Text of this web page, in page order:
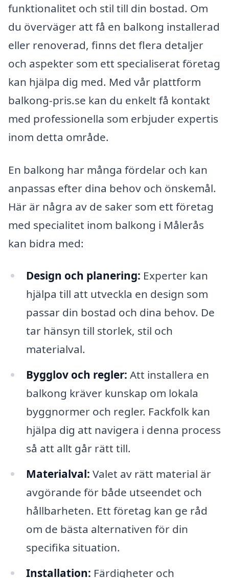
funktionalitet och stil till din bostad. Om
du överväger att få en balkong installerad
eller renoverad, finns det flera detaljer
och aspekter som ett specialiserat företag
kan hjälpa dig med. Med vår plattform
balkong-pris.se kan du enkelt få kontakt
med professionella som erbjuder expertis
inom detta område.
En balkong har många fördelar och kan
anpassas efter dina behov och önskemål.
Här är några av de saker som ett företag
med specialitet inom balkong i Målerås
kan bidra med:
Design och planering: Experter kan
hjälpa till att utveckla en design som
passar din bostad och dina behov. De
tar hänsyn till storlek, stil och
materialval.
Bygglov och regler: Att installera en
balkong kräver kunskap om lokala
byggnormer och regler. Fackfolk kan
hjälpa dig att navigera i denna process
så att allt går rätt till.
Materialval: Valet av rätt material är
avgörande för både utseendet och
hållbarheten. Ett företag kan ge råd
om de bästa alternativen för din
specifika situation.
Installation: Färdigheter och